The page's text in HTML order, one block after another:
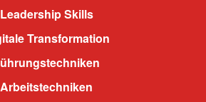
Leadership Skills
Transformation
Arbeitstechniken